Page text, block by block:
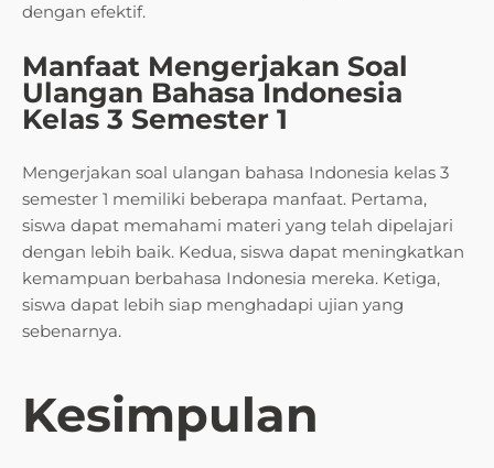
dengan efektif.
Manfaat Mengerjakan Soal
Ulangan Bahasa Indonesia
Kelas 3 Semester 1
Mengerjakan soal ulangan bahasa Indonesia kelas 3
semester 1 memiliki beberapa manfaat. Pertama,
siswa dapat memahami materi yang telah dipelajari
dengan lebih baik. Kedua, siswa dapat meningkatkan
kemampuan berbahasa Indonesia mereka. Ketiga,
siswa dapat lebih siap menghadapi ujian yang
sebenarnya.
Kesimpulan